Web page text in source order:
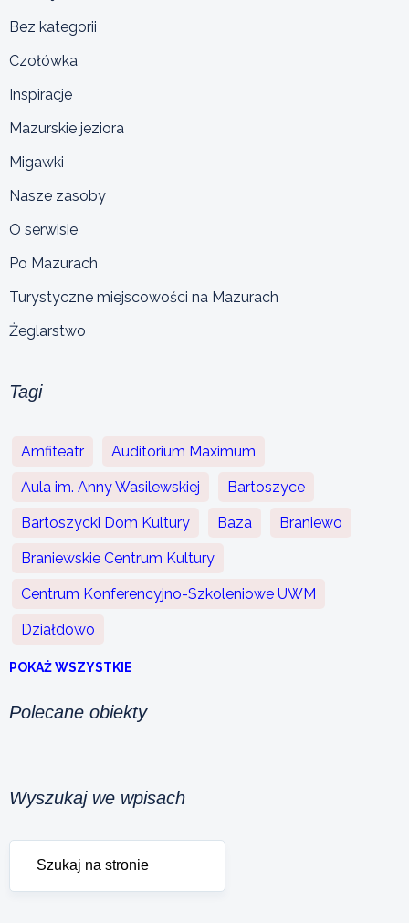
Bez kategorii
Czołówka
Inspiracje
Mazurskie jeziora
Migawki
Nasze zasoby
O serwisie
Po Mazurach
Turystyczne miejscowości na Mazurach
Żeglarstwo
Tagi
Amfiteatr Auditorium Maximum
Aula im. Anny Wasilewskiej Bartoszyce
Bartoszycki Dom Kultury Baza Braniewo
Braniewskie Centrum Kultury
Centrum Konferencyjno-Szkoleniowe UWM
Działdowo
POKAŻ WSZYSTKIE
Polecane obiekty
Wyszukaj we wpisach